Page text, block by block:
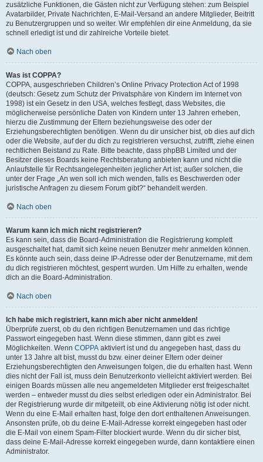
zusätzliche Funktionen, die Gästen nicht zur Verfügung stehen: zum Beispiel
Avatarbilder, Private Nachrichten, E-Mail-Versand an andere Mitglieder, Beitritt
zu Benutzergruppen und so weiter. Wir empfehlen dir eine Anmeldung, da sie
schnell erledigt ist und dir zahlreiche Vorteile bietet.
Nach oben
Was ist COPPA?
COPPA, ausgeschrieben Children’s Online Privacy Protection Act of 1998
(deutsch: Gesetz zum Schutz der Privatsphäre von Kindern im Internet von
1998) ist ein Gesetz in den USA, welches festlegt, dass Websites, die
möglicherweise persönliche Daten von Kindern unter 13 Jahren erheben,
hierzu die Zustimmung der Eltern beziehungsweise des oder der
Erziehungsberechtigten benötigen. Wenn du dir unsicher bist, ob dies auf dich
oder die Website, auf der du dich zu registrieren versuchst, zutrifft, ziehe einen
rechtlichen Beistand zu Rate. Bitte beachte, dass phpBB Limited und der
Besitzer dieses Boards keine Rechtsberatung anbieten kann und nicht die
Anlaufstelle für Rechtsangelegenheiten jeglicher Art ist; außer solchen, die
unter der Frage „An wen soll ich mich wenden, falls es Beschwerden oder
juristische Anfragen zu diesem Forum gibt?“ behandelt werden.
Nach oben
Warum kann ich mich nicht registrieren?
Es kann sein, dass die Board-Administration die Registrierung komplett
ausgeschaltet hat, damit sich keine neuen Benutzer mehr anmelden können.
Es könnte auch sein, dass deine IP-Adresse oder der Benutzername, mit dem
du dich registrieren möchtest, gesperrt wurden. Um Hilfe zu erhalten, wende
dich an die Board-Administration.
Nach oben
Ich habe mich registriert, kann mich aber nicht anmelden!
Überprüfe zuerst, ob du den richtigen Benutzernamen und das richtige
Passwort eingegeben hast. Wenn diese stimmen, dann gibt es zwei
Möglichkeiten. Wenn COPPA aktiviert ist und du angegeben hast, dass du
unter 13 Jahre alt bist, musst du bzw. einer deiner Eltern oder deiner
Erziehungsberechtigten den Anweisungen folgen, die du erhalten hast. Wenn
dies nicht der Fall ist, muss dein Benutzerkonto vielleicht aktiviert werden. Bei
einigen Boards müssen alle neu angemeldeten Mitglieder erst freigeschaltet
werden – entweder musst du dies selbst erledigen oder ein Administrator. Bei
der Registrierung wurde dir mitgeteilt, ob eine Aktivierung nötig ist oder nicht.
Wenn du eine E-Mail erhalten hast, folge den dort enthaltenen Anweisungen.
Ansonsten prüfe, ob du deine E-Mail-Adresse korrekt eingegeben hast oder
die E-Mail von einem Spam-Filter blockiert wurde. Wenn du dir sicher bist,
dass deine E-Mail-Adresse korrekt eingegeben wurde, dann kontaktiere einen
Administrator.